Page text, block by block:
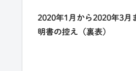
2020年1月から2020年3月
明書の控え（裏表）